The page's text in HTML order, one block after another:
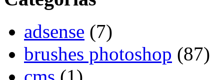
adsense (7)
brushes photoshop (87)